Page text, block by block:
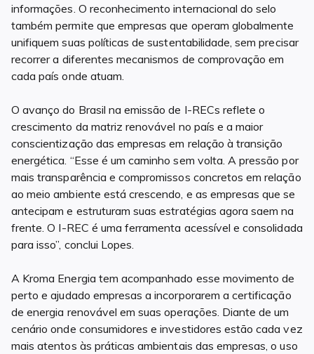
informações. O reconhecimento internacional do selo
também permite que empresas que operam globalmente
unifiquem suas políticas de sustentabilidade, sem precisar
recorrer a diferentes mecanismos de comprovação em
cada país onde atuam.
O avanço do Brasil na emissão de I-RECs reflete o
crescimento da matriz renovável no país e a maior
conscientização das empresas em relação à transição
energética. “Esse é um caminho sem volta. A pressão por
mais transparência e compromissos concretos em relação
ao meio ambiente está crescendo, e as empresas que se
antecipam e estruturam suas estratégias agora saem na
frente. O I-REC é uma ferramenta acessível e consolidada
para isso”, conclui Lopes.
A Kroma Energia tem acompanhado esse movimento de
perto e ajudado empresas a incorporarem a certificação
de energia renovável em suas operações. Diante de um
cenário onde consumidores e investidores estão cada vez
mais atentos às práticas ambientais das empresas, o uso